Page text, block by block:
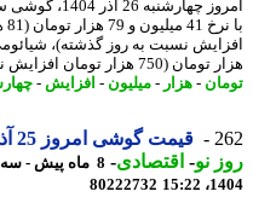
با نرخ 41 میلیون و
هزار تومان افزایش نسبت ...
-هزار - میلیون-افزایش -چهارشنبه
قیمت گوشی امروز 25 آذر 1404
نو- اقتصادی-
80222732